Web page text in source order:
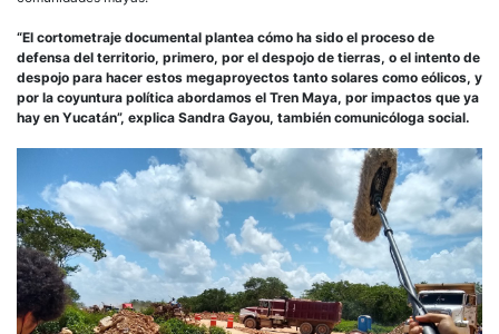
“El cortometraje documental plantea cómo ha sido el proceso de
defensa del territorio, primero, por el despojo de tierras, o el intento de
despojo para hacer estos megaproyectos tanto solares como eólicos, y
por la coyuntura política abordamos el Tren Maya, por impactos que ya
hay en Yucatán”, explica Sandra Gayou, también comunicóloga social.